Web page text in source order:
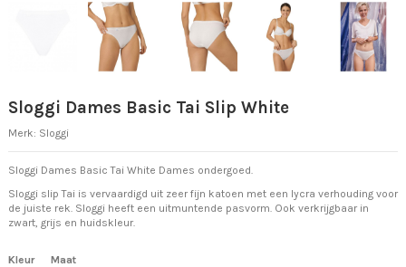
Sloggi Dames Basic Tai Slip White
Merk: Sloggi
Sloggi Dames Basic Tai White Dames ondergoed.
Sloggi slip Tai is vervaardigd uit zeer fijn katoen met een lycra verhouding voor
de juiste rek. Sloggi heeft een uitmuntende pasvorm. Ook verkrijgbaar in
zwart, grijs en huidskleur.
Kleur
Maat